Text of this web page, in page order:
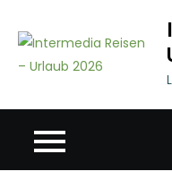
content